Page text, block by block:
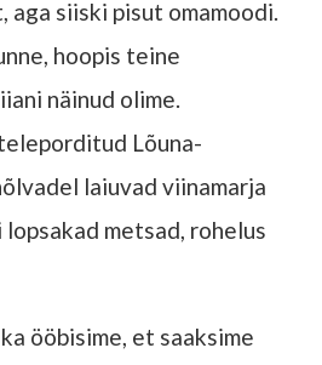
aga siiski pisut omamoodi.
hoopis teine
näinud olime.
Lõuna-
laiuvad viinamarja
metsad, rohelus
ööbisime, et saaksime